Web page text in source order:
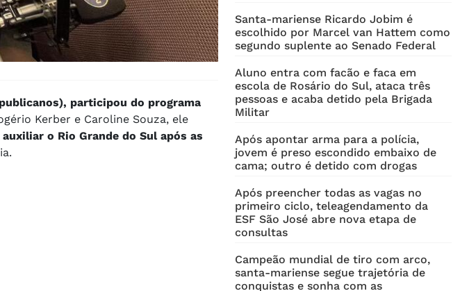
participou do programa
Kerber e Caroline Souza, ele
o Rio Grande do Sul após as
Santa-mariense Ricardo Jobim é
escolhido por Marcel van Hattem como
segundo suplente ao Senado Federal
Aluno entra com facão e faca em
escola de Rosário do Sul, ataca três
pessoas e acaba detido pela Brigada
Militar
Após apontar arma para a polícia,
jovem é preso escondido embaixo de
cama; outro é detido com drogas
Após preencher todas as vagas no
primeiro ciclo, teleagendamento da
ESF São José abre nova etapa de
consultas
Campeão mundial de tiro com arco,
santa-mariense segue trajetória de
conquistas e sonha com as